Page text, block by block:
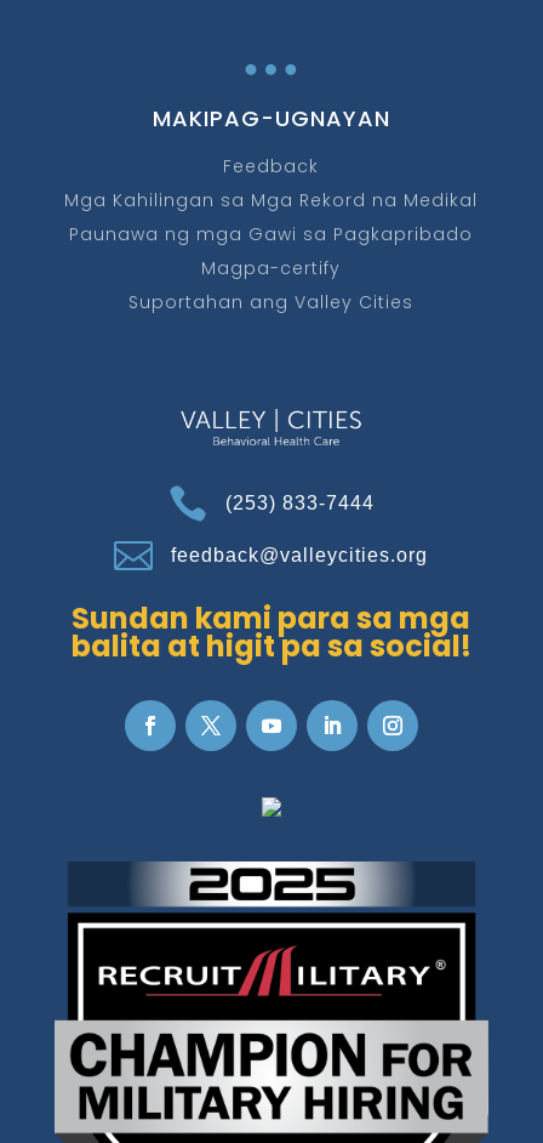
…
MAKIPAG-UGNAYAN
Feedback
Mga Kahilingan sa Mga Rekord na Medikal
Paunawa ng mga Gawi sa Pagkapribado
Magpa-certify
Suportahan ang Valley Cities
 (253) 833-7444
 feedback@valleycities.org
Sundan kami para sa mga
balita at higit pa sa social!